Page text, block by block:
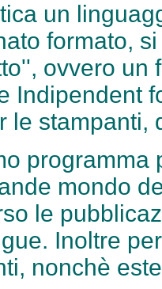
un
formato,
ovvero
Indipendent
le
mondo
le
Inoltre
nonchè